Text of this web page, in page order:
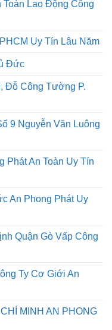
Lao Động Công
Uy Tín Lâu Năm
Đức
Đỗ Công Tường P.
9 Nguyễn Văn Luông
Phát An Toàn Uy Tín
An Phong Phát Uy
Quận Gò Vấp Công
Ty Cơ Giới An
MINH AN PHONG